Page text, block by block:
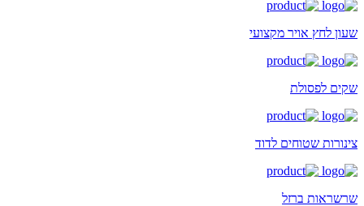
שעון לחץ אויר מקצועי
שקים לפסולת
צינורות שטוחים לדוד
שרשראות ברזל